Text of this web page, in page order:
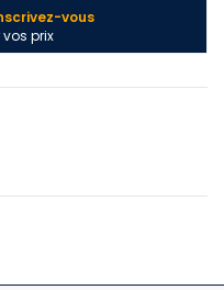
vous
prix